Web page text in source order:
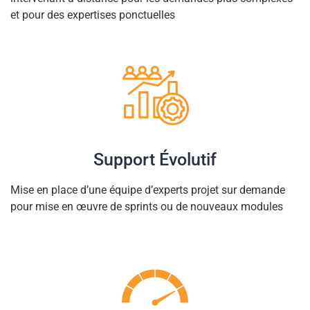
et pour des expertises ponctuelles
Support Évolutif
Mise en place d’une équipe d’experts projet sur demande
pour mise en œuvre de sprints ou de nouveaux modules